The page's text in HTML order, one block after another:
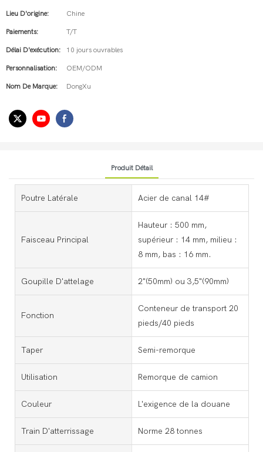
Lieu D'origine: Chine
Paiements: T/T
Délai D'exécution: 10 jours ouvrables
Personnalisation: OEM/ODM
Nom De Marque: DongXu
Produit Détail
Poutre Latérale Acier de canal 14#
Faisceau Principal
Hauteur : 500 mm,
supérieur : 14 mm, milieu :
8 mm, bas : 16 mm.
Goupille D'attelage 2"(50mm) ou 3,5"(90mm)
Fonction
Conteneur de transport 20
pieds/40 pieds
Taper Semi-remorque
Utilisation Remorque de camion
Couleur L'exigence de la douane
Train D'atterrissage Norme 28 tonnes